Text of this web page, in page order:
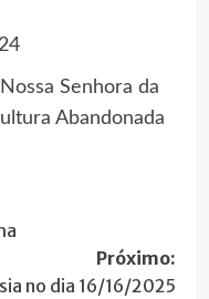
Senhora da
Abandonada
Próximo:
no dia 16/16/2025